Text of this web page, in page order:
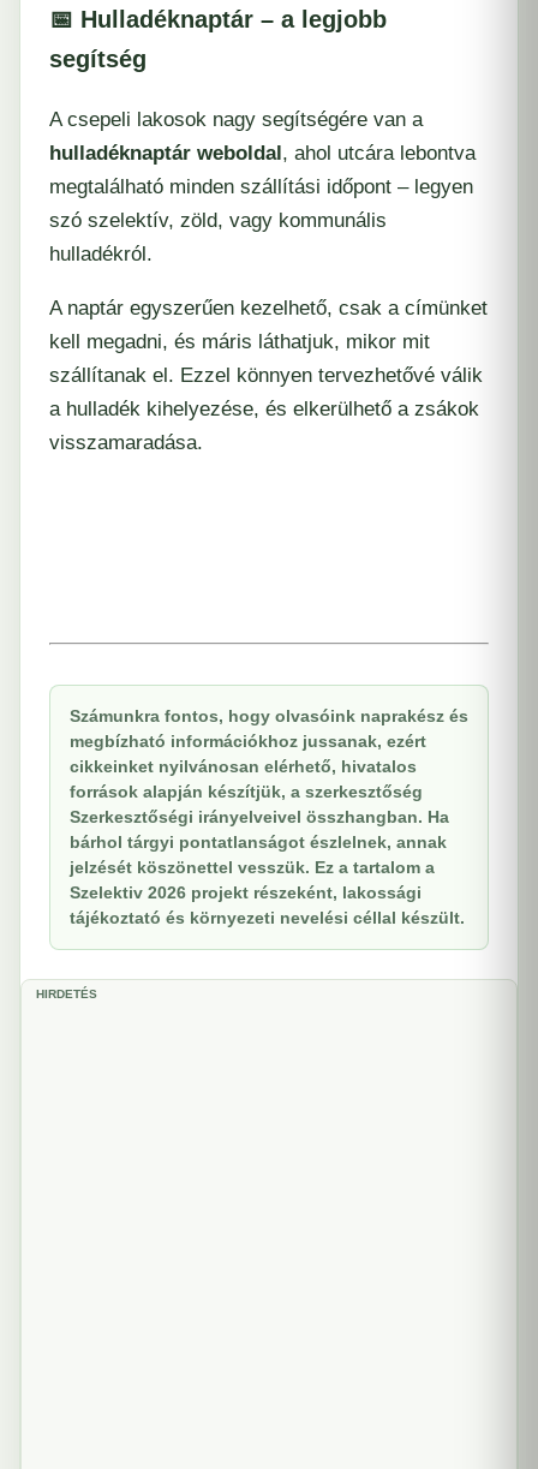
📅 Hulladéknaptár – a legjobb
segítség
A csepeli lakosok nagy segítségére van a
hulladéknaptár weboldal , ahol utcára lebontva
megtalálható minden szállítási időpont – legyen
szó szelektív, zöld, vagy kommunális
hulladékról.
A naptár egyszerűen kezelhető, csak a címünket
kell megadni, és máris láthatjuk, mikor mit
szállítanak el. Ezzel könnyen tervezhetővé válik
a hulladék kihelyezése, és elkerülhető a zsákok
visszamaradása.
Számunkra fontos, hogy olvasóink naprakész és
megbízható információkhoz jussanak, ezért
cikkeinket nyilvánosan elérhető, hivatalos
források alapján készítjük, a szerkesztőség
Szerkesztőségi irányelveivel összhangban. Ha
bárhol tárgyi pontatlanságot észlelnek, annak
jelzését köszönettel vesszük. Ez a tartalom a
Szelektiv 2026 projekt részeként, lakossági
tájékoztató és környezeti nevelési céllal készült.
HIRDETÉS